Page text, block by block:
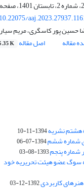
10.22075/
حسین پور کاسگری، مریم
مقاله
اصل مقاله K
هشتم نشریه1394-11-10
شماره ششم1394-07-06
شماره پنجم1393-08-03
سوگ عضو هیئت تحریریه خود
کاربردی1392-12-03